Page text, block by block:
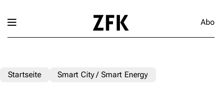
Abo
Startseite Smart City / Smart Energy